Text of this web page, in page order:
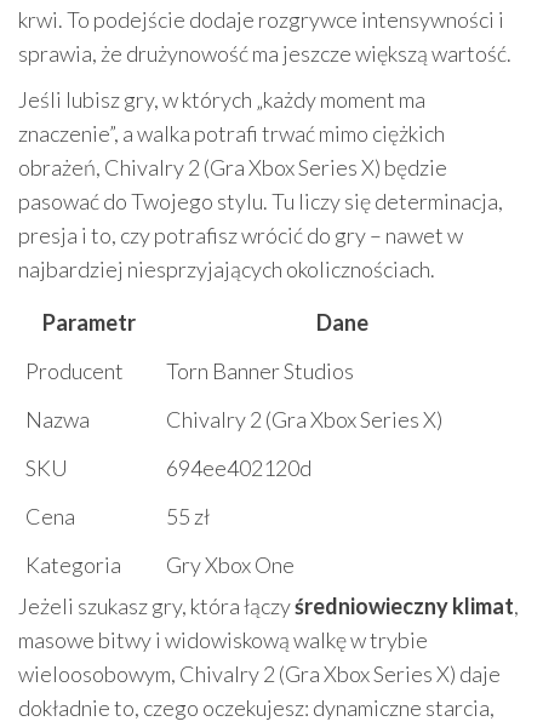
krwi. To podejście dodaje rozgrywce intensywności i
sprawia, że drużynowość ma jeszcze większą wartość.
Jeśli lubisz gry, w których „każdy moment ma
znaczenie”, a walka potrafi trwać mimo ciężkich
obrażeń, Chivalry 2 (Gra Xbox Series X) będzie
pasować do Twojego stylu. Tu liczy się determinacja,
presja i to, czy potrafisz wrócić do gry – nawet w
najbardziej niesprzyjających okolicznościach.
Parametr
Dane
Producent
Torn Banner Studios
Nazwa
Chivalry 2 (Gra Xbox Series X)
SKU
694ee402120d
Cena
55 zł
Kategoria
Gry Xbox One
Jeżeli szukasz gry, która łączyśredniowieczny klimat,
masowe bitwy i widowiskową walkę w trybie
wieloosobowym, Chivalry 2 (Gra Xbox Series X) daje
dokładnie to, czego oczekujesz: dynamiczne starcia,